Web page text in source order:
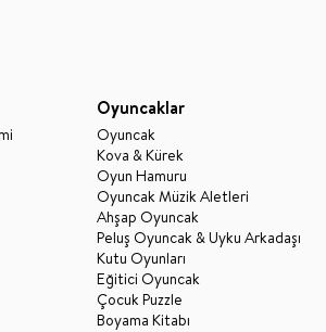
Oyuncaklar
Oyuncak
Kova & Kürek
Oyun Hamuru
Oyuncak Müzik Aletleri
Ahşap Oyuncak
Peluş Oyuncak & Uyku Arkadaşı
Kutu Oyunları
Eğitici Oyuncak
Çocuk Puzzle
Boyama Kitabı